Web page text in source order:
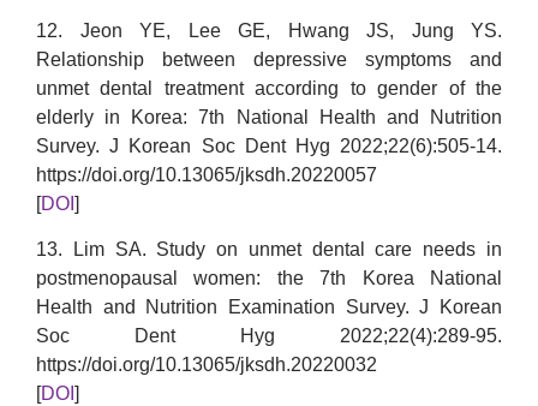
12. Jeon YE, Lee GE, Hwang JS, Jung YS.
Relationship between depressive symptoms and
unmet dental treatment according to gender of the
elderly in Korea: 7th National Health and Nutrition
Survey. J Korean Soc Dent Hyg 2022;22(6):505-14.
https://doi.org/10.13065/jksdh.20220057
[DOI ]
13. Lim SA. Study on unmet dental care needs in
postmenopausal women: the 7th Korea National
Health and Nutrition Examination Survey. J Korean
Soc Dent Hyg 2022;22(4):289-95.
https://doi.org/10.13065/jksdh.20220032
[DOI ]